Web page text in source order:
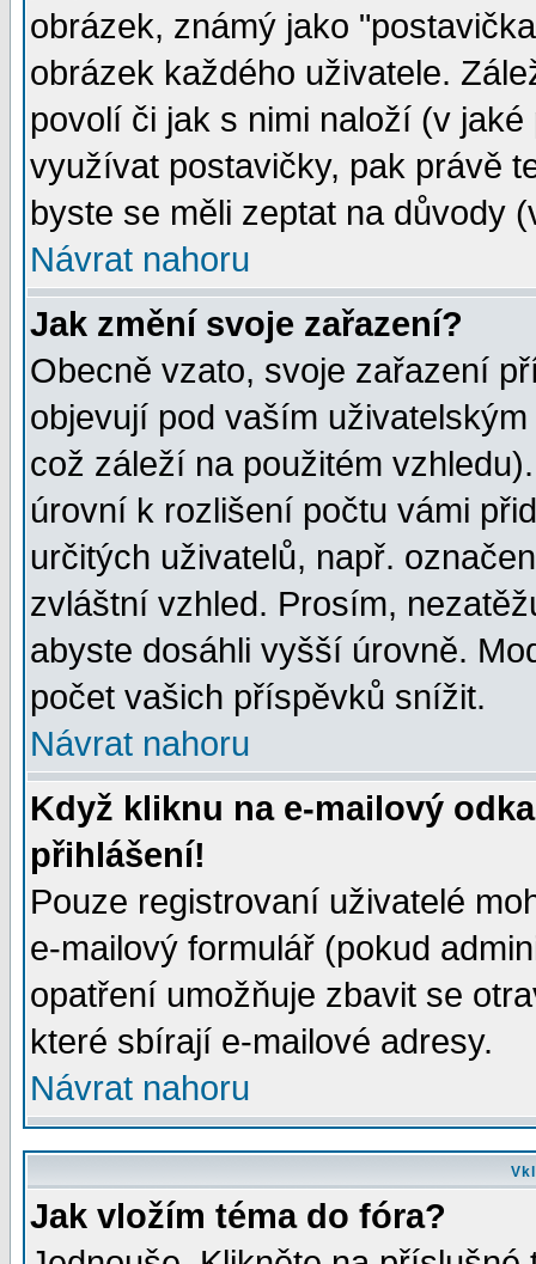
obrázek, známý jako
obrázek každého uživatele.
povolí či jak s nimi naloží (v
využívat postavičky, pak právě
byste se měli zeptat na důvody
Návrat nahoru
Jak změní svoje zařazení?
Obecně vzato, svoje zařazení
objevují pod vaším
což záleží na použitém
úrovní k rozlišení počtu vámi
určitých uživatelů, např.
zvláštní vzhled. Prosím,
abyste dosáhli vyšší úrovně.
počet vašich příspěvků snížit.
Návrat nahoru
Když kliknu na e-mailový
přihlášení!
Pouze registrovaní uživatelé
e-mailový formulář (pokud
opatření umožňuje zbavit se
které sbírají e-mailové adresy.
Návrat nahoru
Jak vložím téma do fóra?